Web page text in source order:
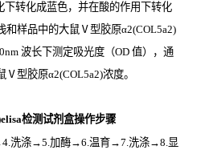
下转化成蓝色，并在酸的作用下转化
和样品中的大鼠Ⅴ型胶原α2(COL5a2)
波长下测定吸光度（OD 值），通
Ⅴ型胶原α2(COL5a2)浓度。
检测试剂盒操作步骤
洗涤→5.加酶→6.温育→7.洗涤→8.显